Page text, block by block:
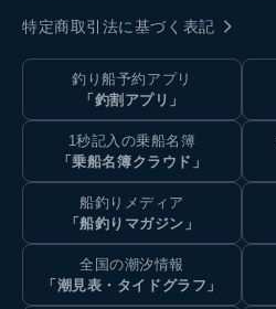
特定商取引法に基づく表記
釣り船予約アプリ
「釣割アプリ」
1秒記入の乗船名簿
「乗船名簿クラウド」
船釣りメディア
「船釣りマガジン」
全国の潮汐情報
「潮見表・タイドグラフ」